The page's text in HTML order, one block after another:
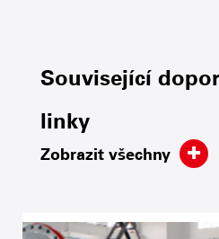
Související
linky
Zobrazit všechny